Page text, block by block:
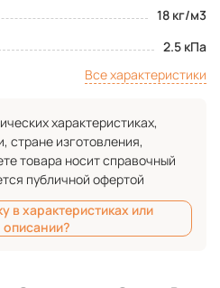
18 кг/м3
2.5 кПа
Все характеристики
характеристиках,
стране изготовления,
товара носит справочный
публичной офертой
в характеристиках или
описании?